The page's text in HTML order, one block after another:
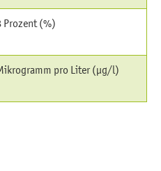
Prozent (%)
pro Liter (µg/l)